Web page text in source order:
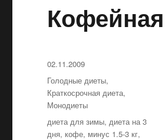
Опубликовано
02.11.2009
Рубрики
Голодные диеты,
Краткосрочная диета,
Монодиеты
Метки
диета для зимы,диета на 3
дня, кофе, минус 1.5-3 кг,